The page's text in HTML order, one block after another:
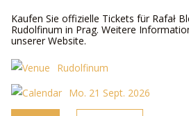
Kaufen Sie offizielle Tickets für Rafał
Rudolfinum in Prag. Weitere
unserer Website.
Rudolfinum
Mo. 21 Sept. 2026